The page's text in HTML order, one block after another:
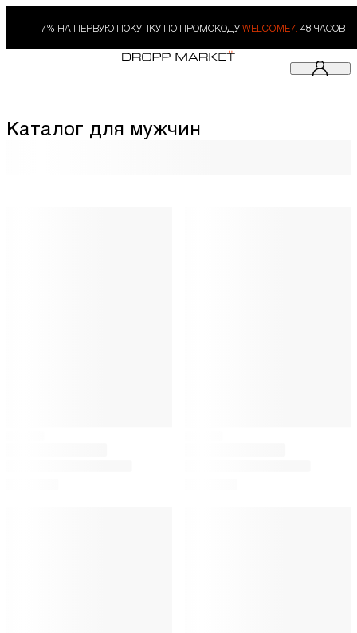
-7% НА ПЕРВУЮ ПОКУПКУ ПО ПРОМОКОДУ WELCOME7. 48 ЧАСОВ
Каталог для мужчин